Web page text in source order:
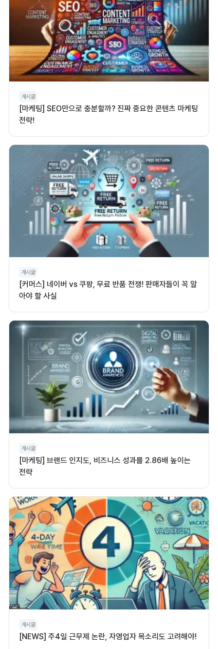
게시글
[마케팅] SEO만으로 충분할까? 진짜 중요한 콘텐츠 마케팅
전략!
게시글
[커머스] 네이버 vs 쿠팡, 무료 반품 전쟁! 판매자들이 꼭 알
아야 할 사실
게시글
[마케팅] 브랜드 인지도, 비즈니스 성과를 2.86배 높이는
전략
게시글
[NEWS] 주4일 근무제 논란, 자영업자 목소리도 고려해야!